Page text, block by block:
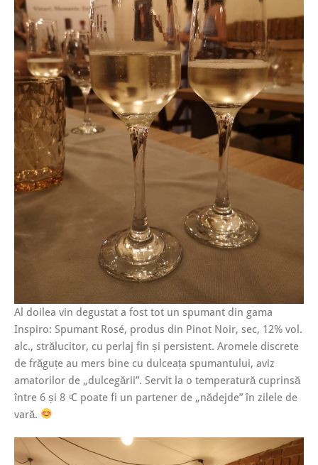
Al doilea vin degustat a fost tot un spumant din gama
Inspiro: Spumant Rosé, produs din Pinot Noir, sec, 12% vol.
alc., strălucitor, cu perlaj fin și persistent. Aromele discrete
de frăguțe au mers bine cu dulceața spumantului, aviz
amatorilor de „dulcegării”. Servit la o temperatură cuprinsă
între 6 și 8 ͦC poate fi un partener de „nădejde” în zilele de
vară.